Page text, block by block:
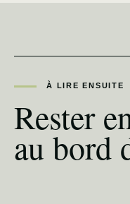
À LIRE ENSUITE
Rester
au bord